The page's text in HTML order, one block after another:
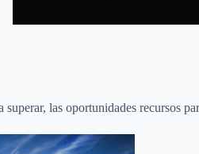
las oportunidades recursos